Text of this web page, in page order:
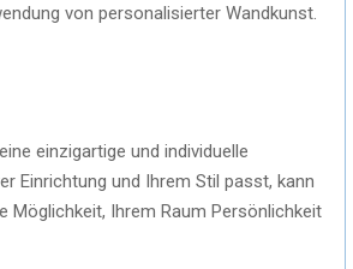
von personalisierter Wandkunst.
einzigartige und individuelle
Einrichtung und Ihrem Stil passt, kann
Möglichkeit, Ihrem Raum Persönlichkeit